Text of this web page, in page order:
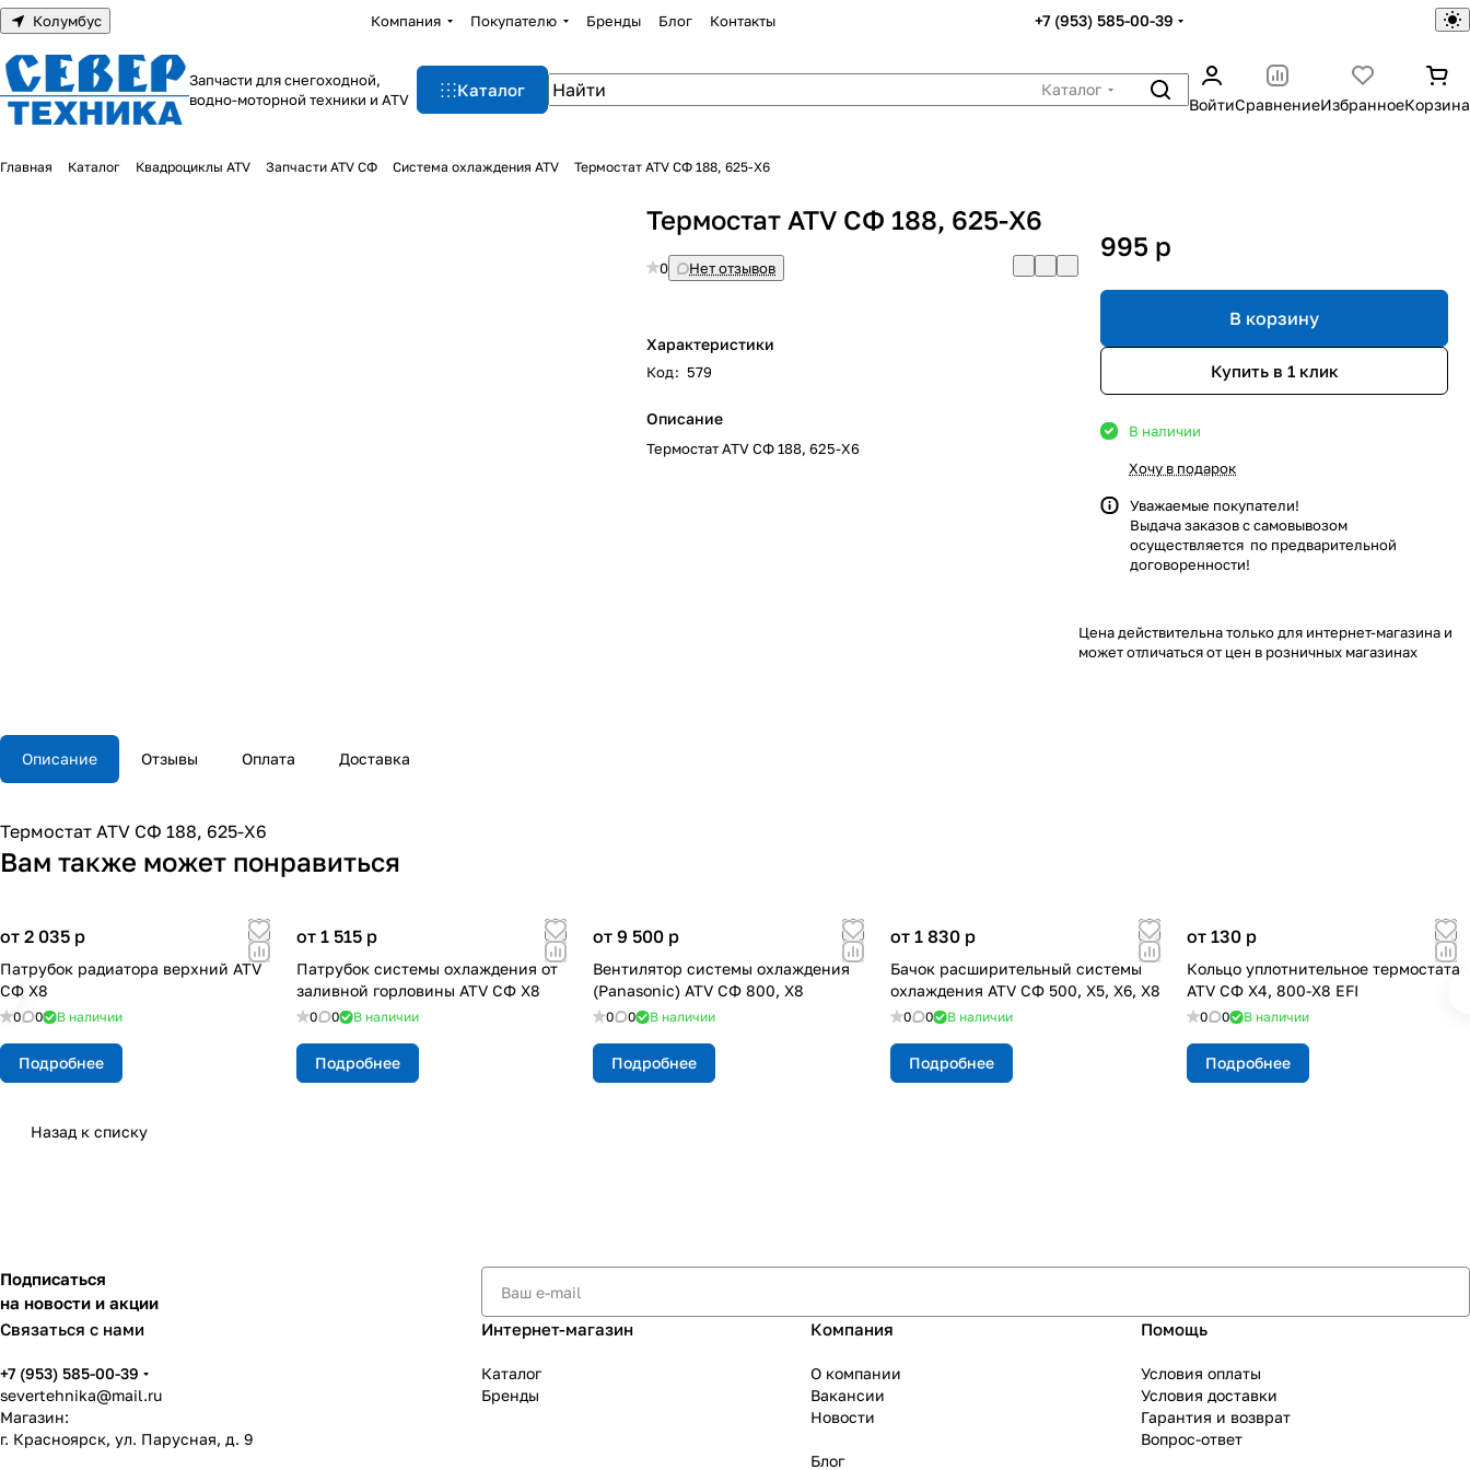
Колумбус Компания Покупателю Бренды Блог Контакты +7 (953) 585-00-39
Запчасти для снегоходной,
водно-моторной техники и ATV
Каталог
Каталог
ВойтиСравнениеИзбранноеКорзина
Главная Каталог Квадроциклы ATV Запчасти ATV СФ Система охлаждения ATV Термостат ATV СФ 188, 625-Х6
Термостат ATV СФ 188, 625-Х6
0 Нет отзывов
Характеристики
Код: 579
Описание
Термостат ATV СФ 188, 625-Х6
995 p
В корзину
Купить в 1 клик
В наличии
Хочу в подарок
Уважаемые покупатели!
Выдача заказов с самовывозом
осуществляется по предварительной
договоренности!
Цена действительна только для интернет-магазина и
может отличаться от цен в розничных магазинах
Описание Отзывы Оплата Доставка
Термостат ATV СФ 188, 625-Х6
Вам также может понравиться
от 2 035 p
Патрубок радиатора верхний ATV
СФ X8
0 0 В наличии
Подробнее
от 1 515 p
Патрубок системы охлаждения от
заливной горловины ATV СФ X8
0 0 В наличии
Подробнее
от 9 500 p
Вентилятор системы охлаждения
(Panasonic) ATV СФ 800, Х8
0 0 В наличии
Подробнее
от 1 830 p
Бачок расширительный системы
охлаждения ATV СФ 500, X5, X6, X8
0 0 В наличии
Подробнее
от 130 p
Кольцо уплотнительное термостата
ATV СФ Х4, 800-X8 EFI
0 0 В наличии
Подробнее
Назад к списку
Подписаться
на новости и акции
Связаться с нами
+7 (953) 585-00-39
severtehnika@mail.ru
Магазин:
г. Красноярск, ул. Парусная, д. 9
Интернет-магазин
Каталог
Бренды
Компания
О компании
Вакансии
Новости
Блог
Помощь
Условия оплаты
Условия доставки
Гарантия и возврат
Вопрос-ответ